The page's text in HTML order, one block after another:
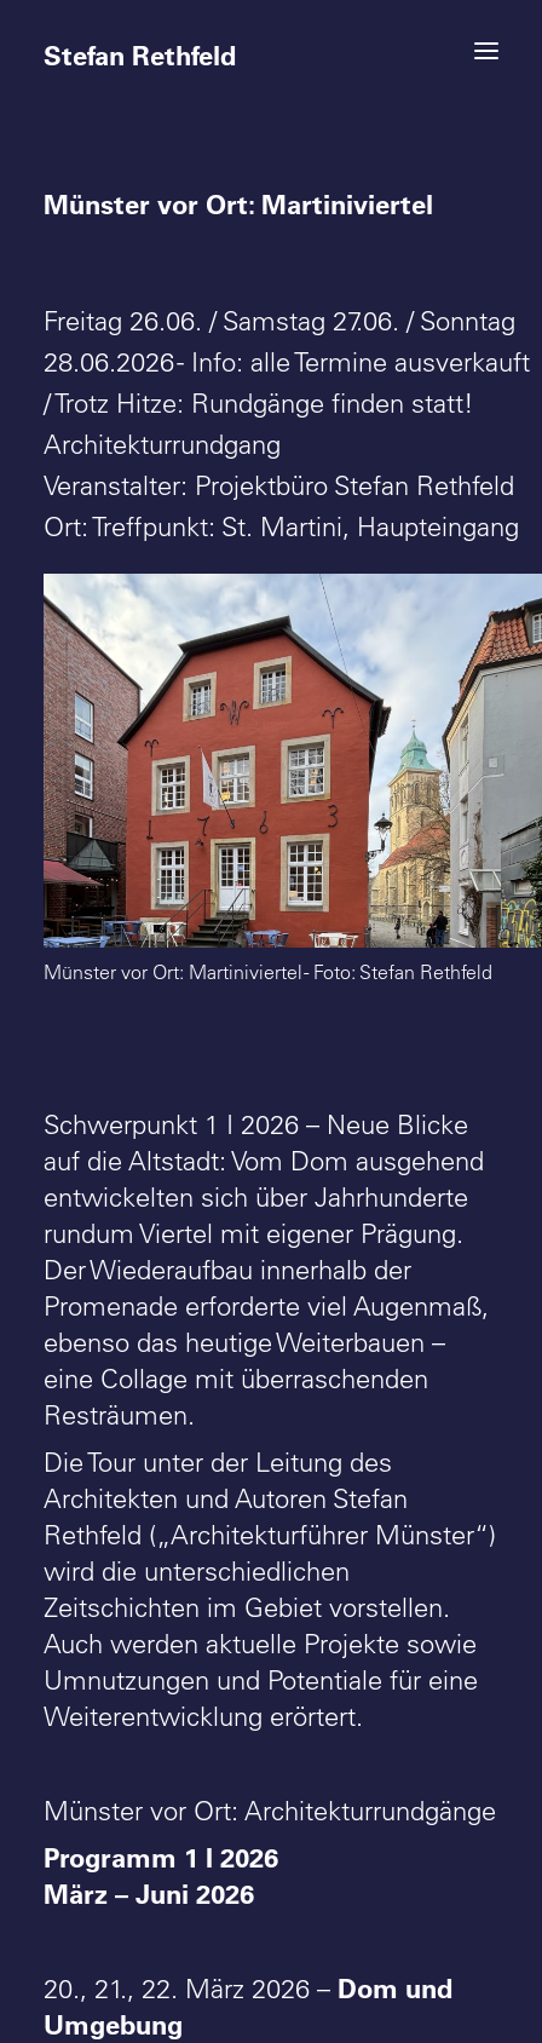
Stefan Rethfeld
Termine
Vita
Kontakt
Suche
Münster vor Ort: Martiniviertel
Freitag 26.06. / Samstag 27.06. / Sonntag
28.06.2026 - Info: alle Termine ausverkauft
/ Trotz Hitze: Rundgänge finden statt!
Architekturrundgang
Veranstalter: Projektbüro Stefan Rethfeld
Ort: Treffpunkt: St. Martini, Haupteingang
Münster vor Ort: Martiniviertel - Foto: Stefan Rethfeld
Schwerpunkt 1 I 2026 – Neue Blicke
auf die Altstadt: Vom Dom ausgehend
entwickelten sich über Jahrhunderte
rundum Viertel mit eigener Prägung.
Der Wiederaufbau innerhalb der
Promenade erforderte viel Augenmaß,
ebenso das heutige Weiterbauen –
eine Collage mit überraschenden
Resträumen.
Die Tour unter der Leitung des
Architekten und Autoren Stefan
Rethfeld („Architekturführer Münster“)
wird die unterschiedlichen
Zeitschichten im Gebiet vorstellen.
Auch werden aktuelle Projekte sowie
Umnutzungen und Potentiale für eine
Weiterentwicklung erörtert.
Münster vor Ort: Architekturrundgänge
Programm 1 I 2026
März – Juni 2026
20., 21., 22. März 2026 – Dom und
Umgebung